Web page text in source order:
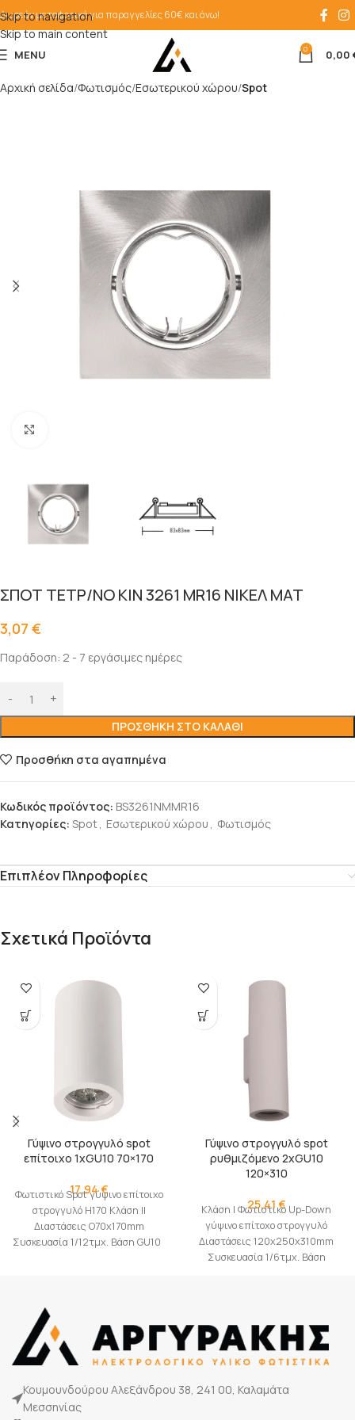
Skip to navigation
Skip to main content
Δωρεάν μεταφορικά για παραγγελίες 60€ και άνω!
MENU 0 0,00
Αρχική σελίδα Φωτισμός Εσωτερικού χώρου Spot
ΣΠΟΤ ΤΕΤΡ/ΝΟ ΚΙΝ 3261 MR16 ΝΙΚΕΛ ΜΑΤ
3,07 €
Παράδοση: 2 - 7 εργάσιμες ημέρες
ΠΡΟΣΘΉΚΗ ΣΤΟ ΚΑΛΆΘΙ
Προσθήκη στα αγαπημένα
Κωδικός προϊόντος: BS3261NMMR16
Κατηγορίες: Spot, Εσωτερικού χώρου , Φωτισμός
Επιπλέον Πληροφορίες
Σχετικά Προϊόντα
Γύψινο στρογγυλό spot
επίτοιχο 1xGU10 70×170
17,94€
Φωτιστικό Spot γύψινο επίτοιχο
στρογγυλό H170 Κλάση II
Διαστάσεις O70x170mm
Συσκευασία 1/12τμχ. Βάση GU10
Γύψινο στρογγυλό spot
ρυθμιζόμενο 2xGU10
120×310
25,41€
Κλάση I Φωτιστικό Up-Down
γύψινο επίτοχο στρογγυλό
Διαστάσεις 120x250x310mm
Συσκευασία 1/6τμχ. Βάση
Κουμουνδούρου Αλεξάνδρου 38, 241 00, Καλαμάτα
Μεσσηνίας